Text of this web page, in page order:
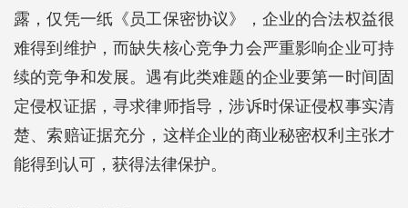
露，仅凭一纸《员工保密协议》，企业的合法权益很
难得到维护，而缺失核心竞争力会严重影响企业可持
续的竞争和发展。遇有此类难题的企业要第一时间固
定侵权证据，寻求律师指导，涉诉时保证侵权事实清
楚、索赔证据充分，这样企业的商业秘密权利主张才
能得到认可，获得法律保护。